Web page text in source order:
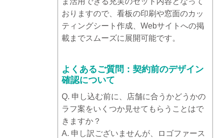
おりますので、看板の印刷や窓面のカッ
ティングシート作成、Webサイトへの掲
載までスムーズに展開可能です。
よくあるご質問：契約前のデザイン
確認について
Q. 申し込む前に、店舗に合うかどうかの
ラフ案をいくつか見せてもらうことはで
きますか？
A. 申し訳ございませんが、ロゴファース